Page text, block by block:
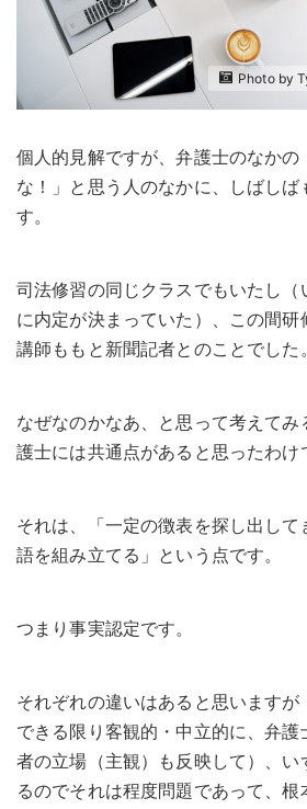
Photo by
個人的見解ですが、弁護士のなかの
な！」と思う人のなかに、しばしば
す。
司法修習の同じクラスでもいたし
に内定が決まっていた）、この間
講師ももと新聞記者とのことでした。
なぜなのかなあ、と思って考えて
護士には共通点があると思ったわけ
それは、「一定の徴表を探し出して
語を組み立てる」という点です。
つまり事実認定です。
それぞれの違いはあると思いますが
できる限り客観的・中立的に、弁
者の立場（主観）も反映して）、い
るのでそれは程度問題であって、根